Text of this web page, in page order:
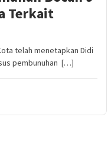
Terkait
telah menetapkan Didi
pembunuhan […]